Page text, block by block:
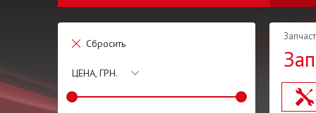
Сбросить
ЦЕНА, ГРН.